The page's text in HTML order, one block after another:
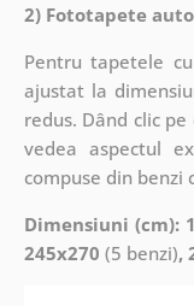
2) Fototapete
Pentru tapetele
ajustat la
redus. Dând clic
vedea aspectul
compuse din benzi
Dimensiuni (cm):
245x270 (5 benzi),